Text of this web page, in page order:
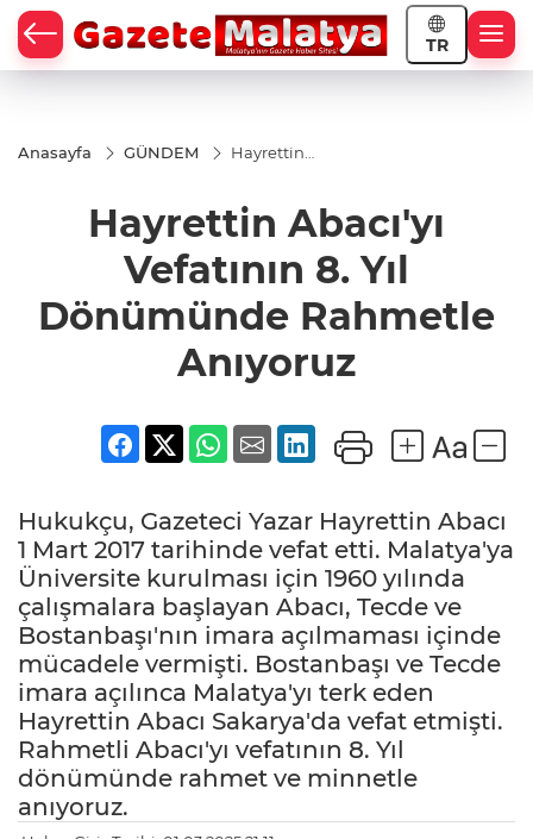
TR
Anasayfa GÜNDEM
Hayrettin
Yıl
Dönümünde
Anıyoruz
Hayrettin Abacı'yı
Vefatının 8. Yıl
Dönümünde Rahmetle
Anıyoruz
Hukukçu, Gazeteci Yazar Hayrettin Abacı
1 Mart 2017 tarihinde vefat etti. Malatya'ya
Üniversite kurulması için 1960 yılında
çalışmalara başlayan Abacı, Tecde ve
Bostanbaşı'nın imara açılmaması içinde
mücadele vermişti. Bostanbaşı ve Tecde
imara açılınca Malatya'yı terk eden
Hayrettin Abacı Sakarya'da vefat etmişti.
Rahmetli Abacı'yı vefatının 8. Yıl
dönümünde rahmet ve minnetle
anıyoruz.